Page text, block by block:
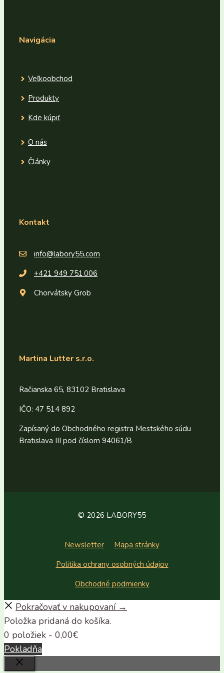
Navigácia
Veľkoobchod
Produkty
Kde kúpiť
O nás
Články
Kontakt
info@labory55.com
+421 949 751 006
Chorvátsky Grob
Martina Lutter s.r.o.
Račianska 65, 83102 Bratislava
IČO: 47 514 892
Zapísaný do Obchodného registra Mestského súdu
Bratislava III pod číslom 94061/B
© 2026 LABORY55
Newsletter
Mapa stránky
Politika ochrany osobných údajov
Obchodné podmienky
Pokračovať v nakupovaní →
Položka pridaná do košíka.
0 položiek - 0,00€
Pokladňa